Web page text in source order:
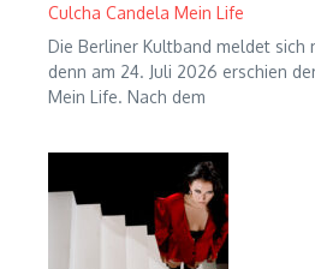
Culcha Candela Mein Life
Die Berliner Kultband meldet sich
denn am 24. Juli 2026 erschien
Mein Life. Nach dem